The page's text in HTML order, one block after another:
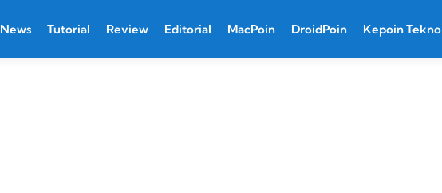
News Tutorial Review Editorial MacPoin DroidPoin Kepoin Tekno